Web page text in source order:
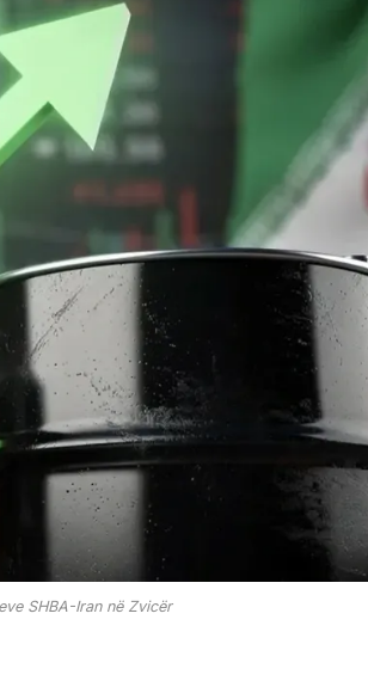
SHBA-Iran në Zvicër